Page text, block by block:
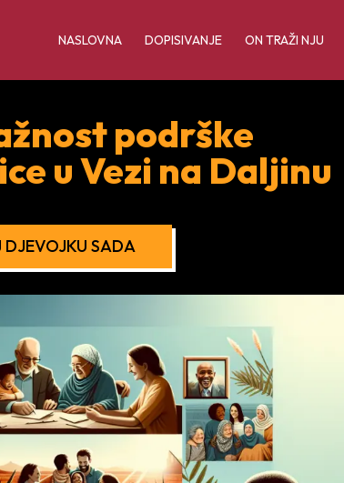
NASLOVNA DOPISIVANJE ON TRAŽI NJU
podrške
u Vezi na Daljinu
SADA